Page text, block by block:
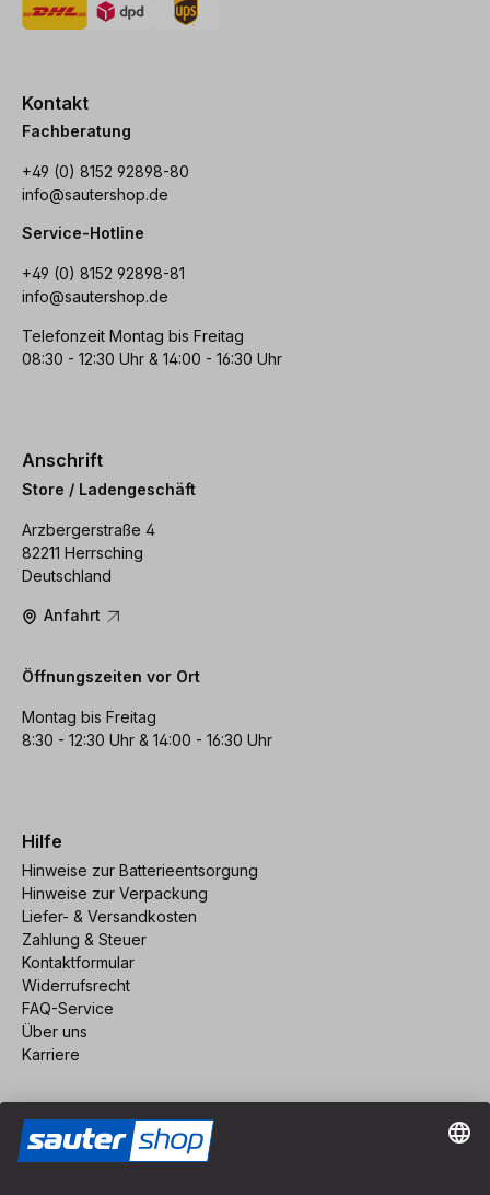
Kontakt
Fachberatung
+49 (0) 8152 92898-80
info@sautershop.de
Service-Hotline
+49 (0) 8152 92898-81
info@sautershop.de
Telefonzeit Montag bis Freitag
08:30 - 12:30 Uhr & 14:00 - 16:30 Uhr
Anschrift
Store / Ladengeschäft
Arzbergerstraße 4
82211 Herrsching
Deutschland
Anfahrt
Öffnungszeiten vor Ort
Montag bis Freitag
8:30 - 12:30 Uhr & 14:00 - 16:30 Uhr
Hilfe
Hinweise zur Batterieentsorgung
Hinweise zur Verpackung
Liefer- & Versandkosten
Zahlung & Steuer
Kontaktformular
Widerrufsrecht
FAQ-Service
Über uns
Karriere